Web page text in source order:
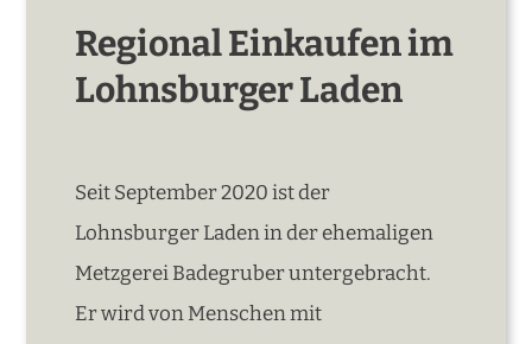
Regional Einkaufen im
Lohnsburger Laden
Seit September 2020 ist der
Lohnsburger Laden in der ehemaligen
Metzgerei Badegruber untergebracht.
Er wird von Menschen mit